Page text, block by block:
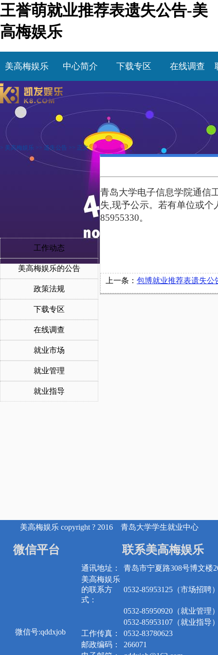
王誉萌就业推荐表遗失公告-美
高梅娱乐
美高梅娱乐 中心简介 下载专区 在线调查
> 美高梅娱乐 >> 遗失公告 >> 正文
工作动态
美高梅娱乐的公告
政策法规
下载专区
在线调查
就业市场
就业管理
就业指导
青岛大学电子信息学院通信
失,现予公示。若有单位或
85955330。
上一条： 包博就业推荐表遗失公
美高梅娱乐 copyright ? 2016 青岛大学学生就业中心
微信平台
微信号:qddxjob
联系美高梅娱乐
通讯地址：
青岛市宁夏路308号博文楼
美高梅娱乐
的联系方
式：
0532-85953125（市场招聘
0532-85950920（就业管理
0532-85953107（就业指导
工作传真：
0532-83780623
邮政编码：
266071